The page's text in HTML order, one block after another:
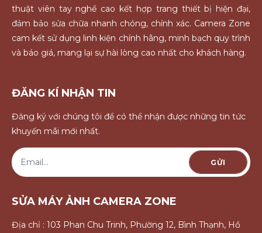
thuật viên tay nghề cao kết hợp trang thiết bị hiện đại,
đảm bảo sửa chữa nhanh chóng, chính xác. Camera Zone
cam kết sử dụng linh kiện chính hãng, minh bạch quy trình
và báo giá, mang lại sự hài lòng cao nhất cho khách hàng.
ĐĂNG KÍ NHẬN TIN
Đăng ký với chúng tôi để có thể nhận được những tin tức
khuyến mãi mới nhất.
GỬI
SỬA MÁY ẢNH CAMERA ZONE
Địa chỉ : 103 Phan Chu Trinh, Phường 12, Bình Thạnh, Hồ